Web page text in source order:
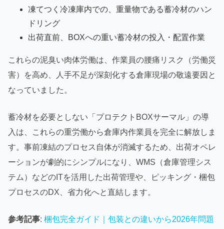
凍てつく冷凍庫内での、重量物である蓄冷材のハン
ドリング
出荷直前、BOXへの重い蓄冷材の投入・配置作業
これらの泥臭い肉体労働は、作業員の腰痛リスク（労働災
害）を高め、人手不足が深刻化する倉庫現場の敬遠要因と
なっていました。
蓄冷材を必要としない「プロテクトBOXサーマル」の導
入は、これらの重労働から倉庫内作業員を完全に解放しま
す。事前凍結のプロセス自体が消滅するため、出荷オペレ
ーションが劇的にシンプルになり、WMS（倉庫管理シス
テム）などのITを活用した出荷管理や、ピッキング・梱包
プロセスのDX、省力化へと直結します。
参考記事: 梱包完全ガイド｜包装との違いから2026年問題